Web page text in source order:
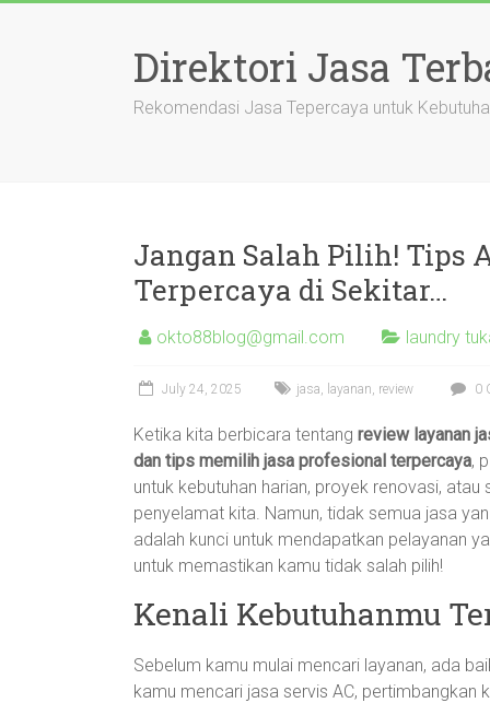
Direktori Jasa
Rekomendasi Jasa Tepercaya untuk
Jangan Salah Pilih! Tips
Terpercaya di Sekitar…
okto88blog@gmail.com laundry
July 24, 2025 jasa, layanan, review 0
Ketika kita berbicara tentang review layanan
dan tips memilih jasa profesional terpercaya,
untuk kebutuhan harian, proyek renovasi,
penyelamat kita. Namun, tidak semua jasa
adalah kunci untuk mendapatkan pelayanan
untuk memastikan kamu tidak salah pilih!
Kenali Kebutuhanmu
Sebelum kamu mulai mencari layanan, ada
kamu mencari jasa servis AC, pertimbangkan